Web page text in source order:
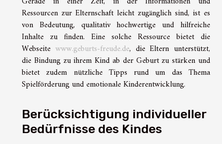
Ressourcen zur Elternschaft leicht zugänglich sind, ist es
von Bedeutung, qualitativ hochwertige und hilfreiche
Inhalte zu finden. Eine solche Ressource bietet die
Webseite www.geburts-freude.de, die Eltern unterstützt,
die Bindung zu ihrem Kind ab der Geburt zu stärken und
bietet zudem nützliche Tipps rund um das Thema
Spielförderung und emotionale Kinderentwicklung.
Berücksichtigung individueller
Bedürfnisse des Kindes